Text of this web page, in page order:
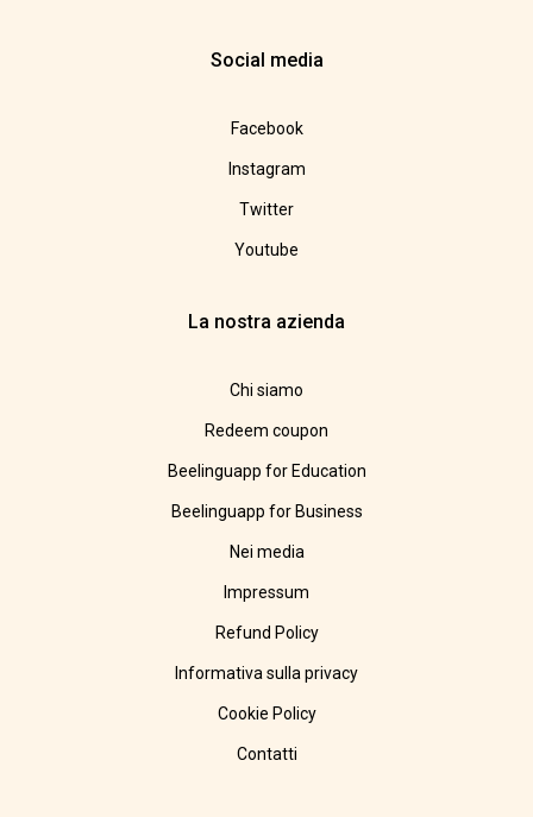
Social media
Facebook
Instagram
Twitter
Youtube
La nostra azienda
Chi siamo
Redeem coupon
Beelinguapp for Education
Beelinguapp for Business
Nei media
Impressum
Refund Policy
Informativa sulla privacy
Cookie Policy
Contatti